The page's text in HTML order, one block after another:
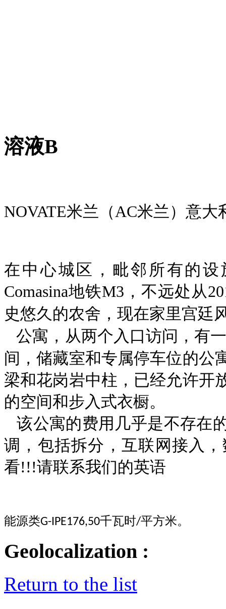
溶液B
NOVATE米兰（AC米兰）意大
在中心城区，毗邻所有的
Comasina地铁M3 ，不远处从
史悠久的农舍，现在家里宫廷
公寓，从两个入口访问，有
间，储藏室和专属停车位的公
梁和花岗岩中柱，已经允许开
的空间和步入式衣橱。
该公寓的费用几乎是不存在
调，包括拆分，互联网接入
看!!!请联系我们的英语
能源类G-IPE176,50千瓦时/平方米。
Geolocalization :
Return to the list